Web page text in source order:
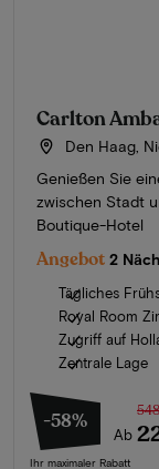
Carlton
Den Haag,
Genießen Sie
zwischen Stadt
Boutique-Hotel
Angebot 2
Tägliches
Royal Room
Zugriff auf
Zentrale Lage
-58%
Ab
548
Ihr maximaler Rabatt